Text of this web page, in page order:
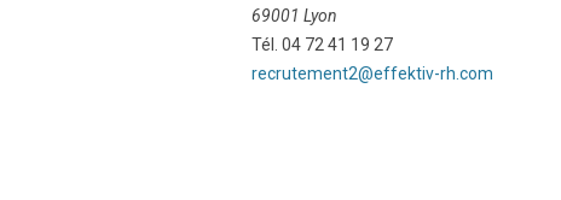
69001 Lyon
Tél. 04 72 41 19 27
recrutement2@effektiv-rh.com